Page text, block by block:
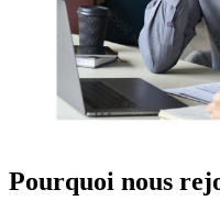
Pourquoi nous